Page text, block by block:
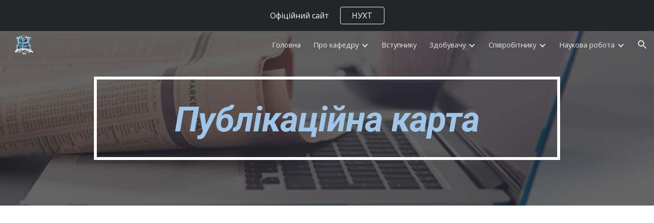
Skip to main contentОфіційний сайт НУХТ
Головна Про кафедру Вступнику Здобувачу Співробітнику Наукова робота
Публікаційна карта